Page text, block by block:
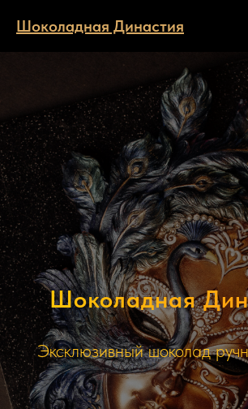
Шоколадная Династия
Шоколадная
Эксклюзивный шоколад